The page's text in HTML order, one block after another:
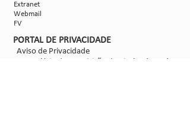
Extranet
Webmail
FV
PORTAL DE PRIVACIDADE
Aviso de Privacidade